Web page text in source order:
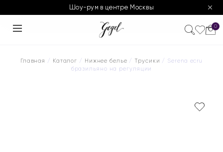
Шоу-рум в центре Москвы
0
Главная / Каталог / Нижнее белье / Трусики / Serena ecru
бразильяно на регуляции